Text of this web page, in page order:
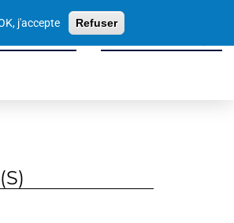
j'accepte Refuser
& Loisirs Tissu Économique